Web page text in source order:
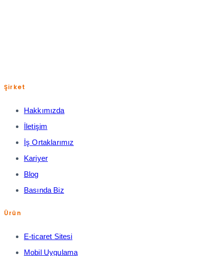
Şirket
Hakkımızda
İletişim
İş Ortaklarımız
Kariyer
Blog
Basında Biz
Ürün
E-ticaret Sitesi
Mobil Uygulama